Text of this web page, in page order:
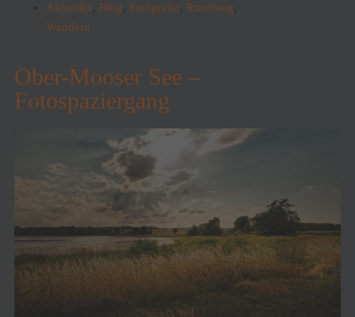
Aktuelles Blog Fotografie Rundweg
Wandern
Ober-Mooser See –
Fotospaziergang